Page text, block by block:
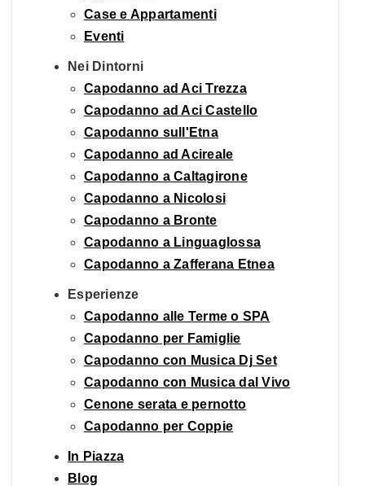
Case e Appartamenti
Eventi
Nei Dintorni
Capodanno ad Aci Trezza
Capodanno ad Aci Castello
Capodanno sull'Etna
Capodanno ad Acireale
Capodanno a Caltagirone
Capodanno a Nicolosi
Capodanno a Bronte
Capodanno a Linguaglossa
Capodanno a Zafferana Etnea
Esperienze
Capodanno alle Terme o SPA
Capodanno per Famiglie
Capodanno con Musica Dj Set
Capodanno con Musica dal Vivo
Cenone serata e pernotto
Capodanno per Coppie
In Piazza
Blog